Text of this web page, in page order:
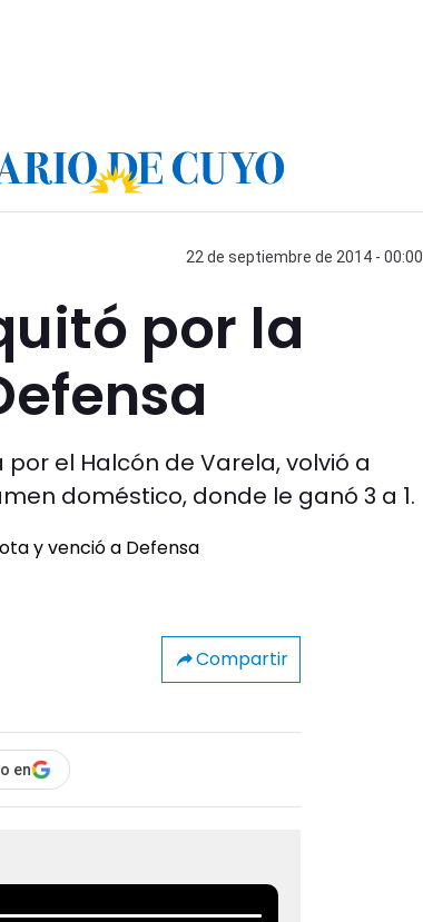
22 de septiembre de 2014 - 00:00
por la
el Halcón de Varela, volvió a
doméstico, donde le ganó 3 a 1.
Compartir
en